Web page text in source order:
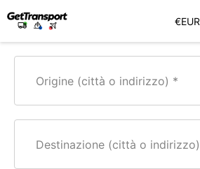
€EUR
Origine (città o indirizzo)
Destinazione (città o indirizzo)